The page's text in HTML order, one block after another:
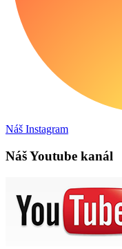
Náš Instagram
Náš Youtube kanál